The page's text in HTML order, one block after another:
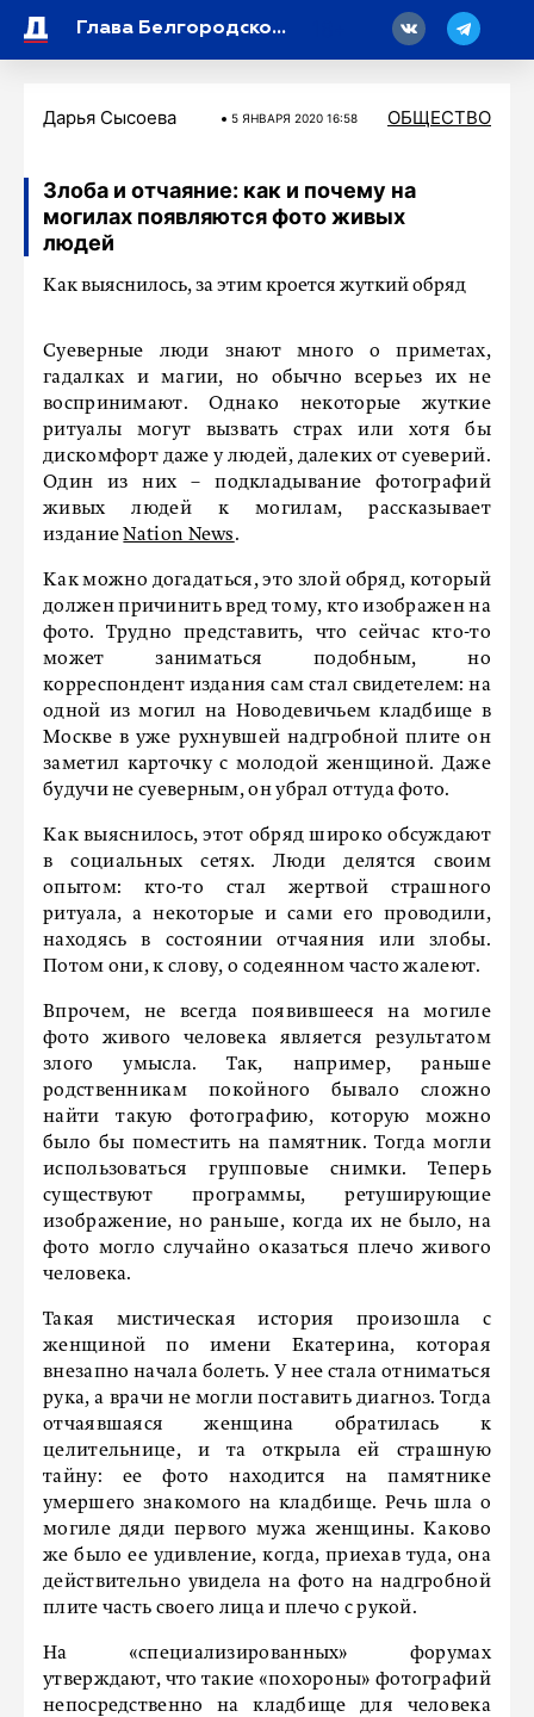
Глава Белгородской области опубликовал новые данные о последствиях ночной атаки
Дарья Сысоева 5 ЯНВАРЯ 2020 16:58 ОБЩЕСТВО
Злоба и отчаяние: как и почему на
могилах появляются фото живых
людей
Как выяснилось, за этим кроется жуткий обряд
Суеверные люди знают много о приметах,
гадалках и магии, но обычно всерьез их не
воспринимают. Однако некоторые жуткие
ритуалы могут вызвать страх или хотя бы
дискомфорт даже у людей, далеких от суеверий.
Один из них – подкладывание фотографий
живых людей к могилам, рассказывает
изданиеNation News.
Как можно догадаться, это злой обряд, который
должен причинить вред тому, кто изображен на
фото. Трудно представить, что сейчас кто-то
может заниматься подобным, но
корреспондент издания сам стал свидетелем: на
одной из могил на Новодевичьем кладбище в
Москве в уже рухнувшей надгробной плите он
заметил карточку с молодой женщиной. Даже
будучи не суеверным, он убрал оттуда фото.
Как выяснилось, этот обряд широко обсуждают
в социальных сетях. Люди делятся своим
опытом: кто-то стал жертвой страшного
ритуала, а некоторые и сами его проводили,
находясь в состоянии отчаяния или злобы.
Потом они, к слову, о содеянном часто жалеют.
Впрочем, не всегда появившееся на могиле
фото живого человека является результатом
злого умысла. Так, например, раньше
родственникам покойного бывало сложно
найти такую фотографию, которую можно
было бы поместить на памятник. Тогда могли
использоваться групповые снимки. Теперь
существуют программы, ретуширующие
изображение, но раньше, когда их не было, на
фото могло случайно оказаться плечо живого
человека.
Такая мистическая история произошла с
женщиной по имени Екатерина, которая
внезапно начала болеть. У нее стала отниматься
рука, а врачи не могли поставить диагноз. Тогда
отчаявшаяся женщина обратилась к
целительнице, и та открыла ей страшную
тайну: ее фото находится на памятнике
умершего знакомого на кладбище. Речь шла о
могиле дяди первого мужа женщины. Каково
же было ее удивление, когда, приехав туда, она
действительно увидела на фото на надгробной
плите часть своего лица и плечо с рукой.
На «специализированных» форумах
утверждают, что такие «похороны» фотографий
непосредственно на кладбище для человека